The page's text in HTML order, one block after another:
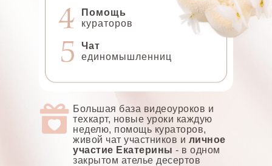
кураторов
единомышленниц
Помощь
Чат
Большая база видеоуроков и
техкарт, новые уроки каждую
неделю, помощь кураторов,
живой чат участников и личное
участие Екатерины - в одном
закрытом ателье десертов